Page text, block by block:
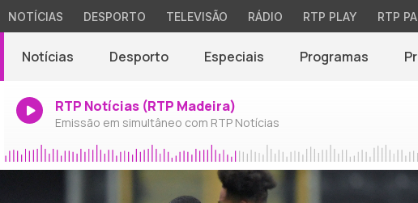
NOTÍCIAS DESPORTO TELEVISÃO RÁDIO RTP PLAY RTP
Notícias Desporto Especiais Programas
RTP Notícias (RTP Madeira)
Emissão em simultâneo com RTP Notícias